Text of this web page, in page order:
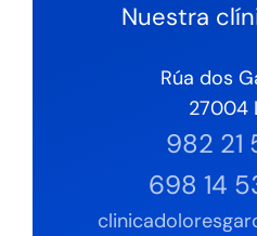
Nuestra
Rúa dos
27004
982 21
698 14